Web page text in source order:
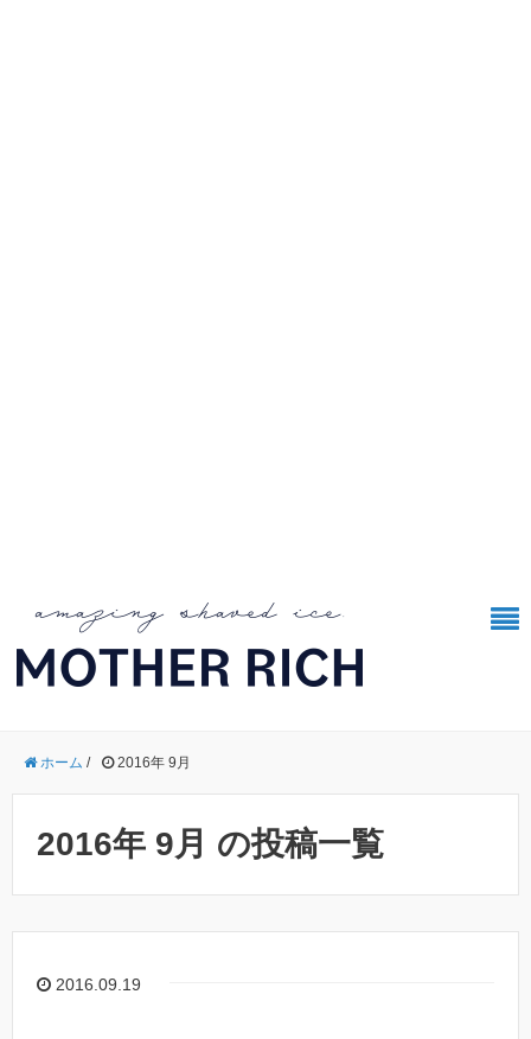
ホーム / 2016年 9月
2016年 9月 の投稿一覧
2016.09.19